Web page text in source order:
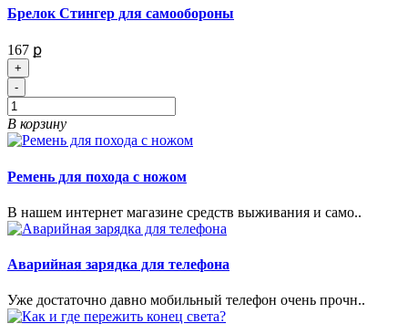
Брелок Стингер для самообороны
167 ք
+
-
В корзину
Ремень для похода с ножом
В нашем интернет магазине средств выживания и само..
Аварийная зарядка для телефона
Уже достаточно давно мобильный телефон очень прочн..